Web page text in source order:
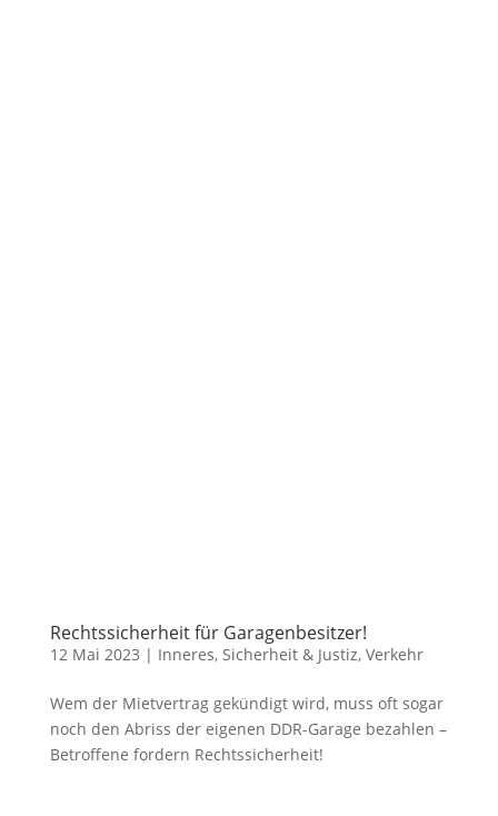
Rechtssicherheit für Garagenbesitzer!
12 Mai 2023 | Inneres, Sicherheit & Justiz, Verkehr
Wem der Mietvertrag gekündigt wird, muss oft sogar
noch den Abriss der eigenen DDR-Garage bezahlen –
Betroffene fordern Rechtssicherheit!